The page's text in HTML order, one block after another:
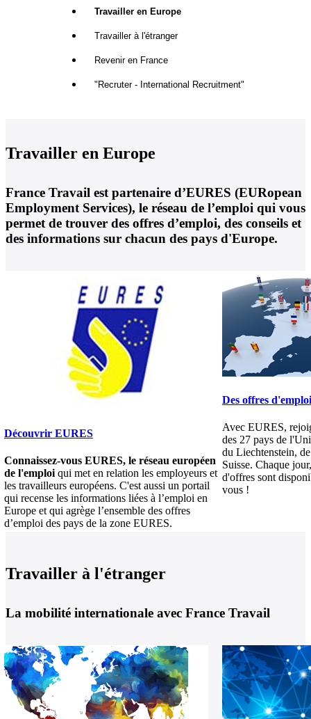
Travailler en Europe
Travailler à l'étranger
Revenir en France
"Recruter - International Recruitment"
Travailler en Europe
France Travail est partenaire d’EURES (EURopean
Employment Services), le réseau de l’emploi qui vous
permet de trouver des offres d’emploi, des conseils et
des informations sur chacun des pays d'Europe.
Découvrir EURES
Connaissez-vous EURES, le réseau européen
de l'emploi qui met en relation les employeurs et
les travailleurs européens. C'est aussi un portail
qui recense les informations liées à l’emploi en
Europe et qui agrège l’ensemble des offres
d’emploi des pays de la zone EURES.
Des offres
Avec EURES,
des 27 pays de
du Liechtenstein,
Suisse. Chaque
d'offres sont
vous !
Travailler à l'étranger
La mobilité internationale avec France Travail